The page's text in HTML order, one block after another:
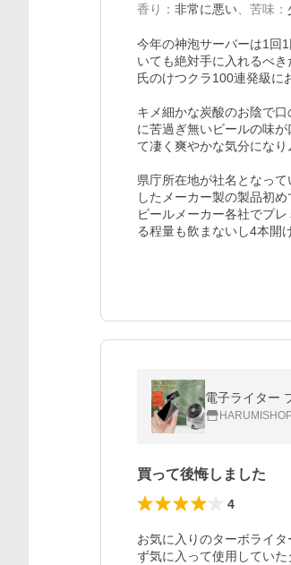
香り ： 非常に悪い 苦味 ：
今年の神泡サーバーは1回
いても絶対手に入れるべ
氏のけつクラ100連発級に
キメ細かな炭酸のお陰で
に苦過ぎ無いビールの味
て凄く爽やかな気分にな
県庁所在地が社名となっ
したメーカー製の製品初
ビールメーカー各社でプ
る程量も飲まないし4本開
電子ライター
買って後悔しました
4
お気に入りのターボライ
ず気に入って使用してい